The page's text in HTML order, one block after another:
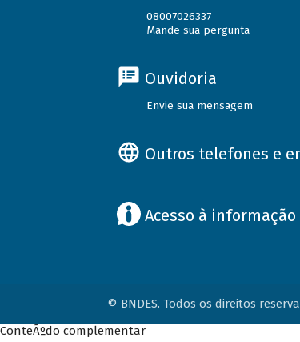
08007026337
Mande sua pergunta
Ouvidoria
Envie sua mensagem
Outros telefones e
Acesso à informação
© BNDES. Todos os direitos
ConteÃºdo complementar